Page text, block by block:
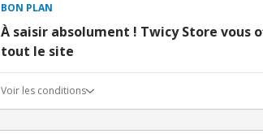
BON PLAN
À saisir absolument ! Twicy Store vous
tout le site
Voir les conditions